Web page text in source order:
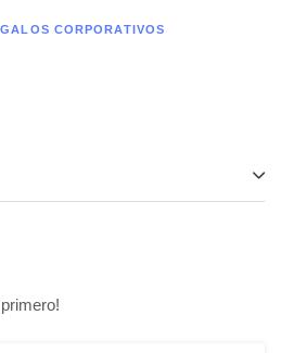
CORPORATIVOS